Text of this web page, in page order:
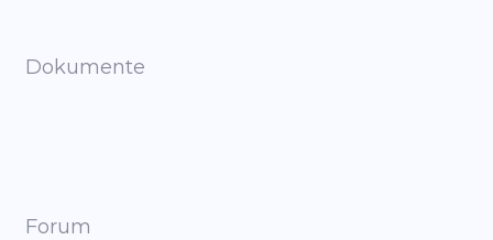
Dokumente
Forum